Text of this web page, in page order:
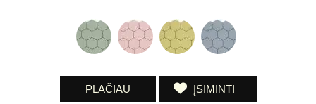
PLAČIAU ĮSIMINTI